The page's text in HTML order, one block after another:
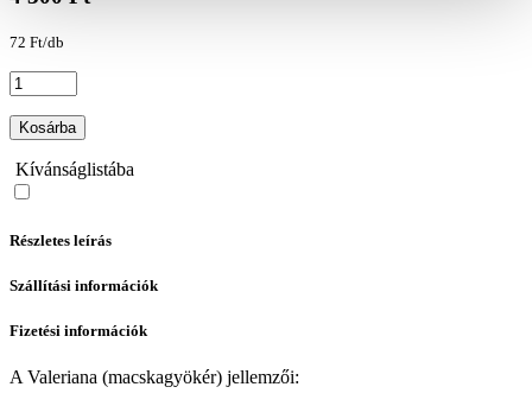
72 Ft/db
Kosárba
Kívánságlistába
Részletes leírás
Szállítási információk
Fizetési információk
A Valeriana (macskagyökér) jellemzői: